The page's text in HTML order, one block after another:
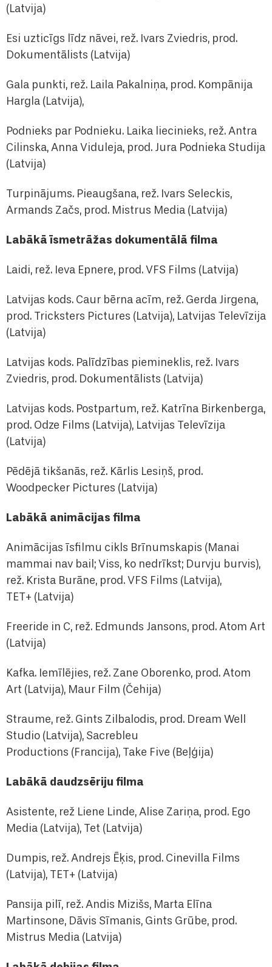
(Latvija)
Esi uzticīgs līdz nāvei, rež. Ivars Zviedris, prod.
Dokumentālists (Latvija)
Gala punkti, rež. Laila Pakalniņa, prod. Kompānija
Hargla (Latvija),
Podnieks par Podnieku. Laika liecinieks, rež. Antra
Cilinska, Anna Viduleja, prod. Jura Podnieka Studija
(Latvija)
Turpinājums. Pieaugšana, rež. Ivars Seleckis,
Armands Začs, prod. Mistrus Media (Latvija)
Labākā īsmetrāžas dokumentālā filma
Laidi, rež. Ieva Epnere, prod. VFS Films (Latvija)
Latvijas kods. Caur bērna acīm, rež. Gerda Jirgena,
prod. Tricksters Pictures (Latvija), Latvijas Televīzija
(Latvija)
Latvijas kods. Palīdzības piemineklis, rež. Ivars
Zviedris, prod. Dokumentālists (Latvija)
Latvijas kods. Postpartum, rež. Katrīna Birkenberga,
prod. Odze Films (Latvija), Latvijas Televīzija
(Latvija)
Pēdējā tikšanās, rež. Kārlis Lesiņš, prod.
Woodpecker Pictures (Latvija)
Labākā animācijas filma
Animācijas īsfilmu cikls Brīnumskapis (Manai
mammai nav bail; Viss, ko nedrīkst; Durvju burvis),
rež. Krista Burāne, prod. VFS Films (Latvija),
TET+ (Latvija)
Freeride in C, rež. Edmunds Jansons, prod. Atom Art
(Latvija)
Kafka. Iemīlējies, rež. Zane Oborenko, prod. Atom
Art (Latvija), Maur Film (Čehija)
Straume, rež. Gints Zilbalodis, prod. Dream Well
Studio (Latvija), Sacrebleu
Productions (Francija), Take Five (Beļģija)
Labākā daudzsēriju filma
Asistente, rež Liene Linde, Alise Zariņa, prod. Ego
Media (Latvija), Tet (Latvija)
Dumpis, rež. Andrejs Ēķis, prod. Cinevilla Films
(Latvija), TET+ (Latvija)
Pansija pilī, rež. Andis Mizišs, Marta Elīna
Martinsone, Dāvis Sīmanis, Gints Grūbe, prod.
Mistrus Media (Latvija)